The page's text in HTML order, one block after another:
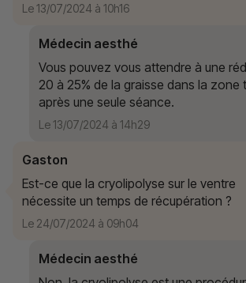
Le 13/07/2024 à 10h16
Médecin aesthé
Vous pouvez vous attendre à une
20 à 25% de la graisse dans la zone
après une seule séance.
Le 13/07/2024 à 14h29
Gaston
Est-ce que la cryolipolyse sur le ventre
nécessite un temps de récupération ?
Le 24/07/2024 à 09h04
Médecin aesthé